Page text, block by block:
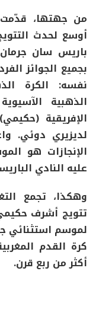
من جهتها، قدّمت
أوسع لحدث
باريس سان
بجميع الجوائز
نفسه: الكرة
الذهبية
لديزيري دوئي.
الإنجازات هو
عليه النادي
وهكذا، تجمع
تتويج أشرف
لموسم استثنائي
كرة القدم
أكثر من ربع قرن.